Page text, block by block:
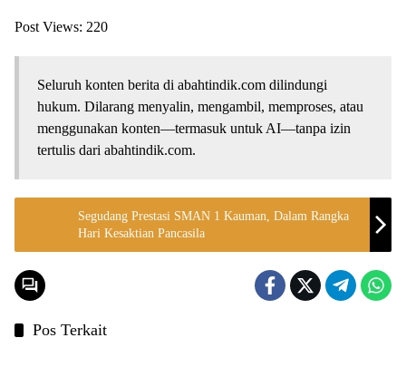
Post Views: 220
Seluruh konten berita di abahtindik.com dilindungi
hukum. Dilarang menyalin, mengambil, memproses, atau
menggunakan konten—termasuk untuk AI—tanpa izin
tertulis dari abahtindik.com.
Segudang Prestasi SMAN 1 Kauman, Dalam Rangka
Hari Kesaktian Pancasila
Pos Terkait